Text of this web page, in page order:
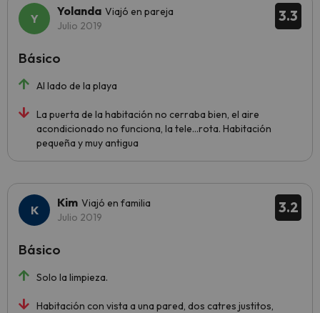
3.3
Yolanda Viajó en pareja
Julio 2019
Al lado de la playa
La puerta de la habitación no cerraba bien, el aire
acondicionado no funciona, la tele...rota. Habitación
pequeña y muy antigua
Básico
3.2
Kim Viajó en familia
Julio 2019
Solo la limpieza.
Habitación con vista a una pared, dos catres justitos,
Básico